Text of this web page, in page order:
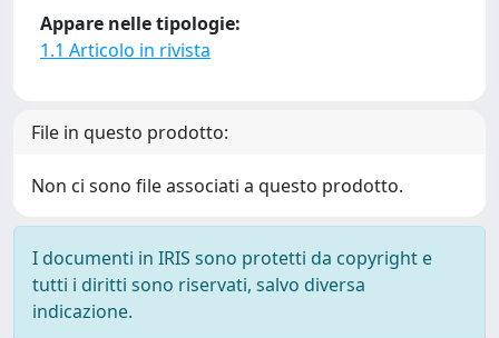
Appare nelle tipologie:
1.1 Articolo in rivista
File in questo prodotto:
Non ci sono file associati a questo prodotto.
I documenti in IRIS sono protetti da copyright e
tutti i diritti sono riservati, salvo diversa
indicazione.